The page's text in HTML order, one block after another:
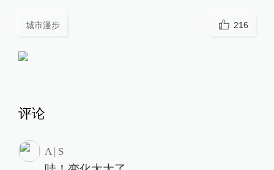
城市漫步 216
评论
A | S